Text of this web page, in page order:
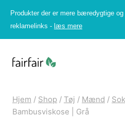
indhold
Produkter der er mere bæredygtige
reklamelinks - læs mere
Hjem / Shop / Tøj / Mænd /
Bambusviskose | Grå